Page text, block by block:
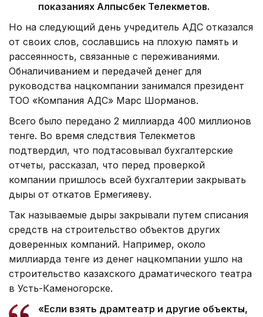
показаниях Алпысбек Телекметов.
Но на следующий день учредитель АДС отказался
от своих слов, сославшись на плохую память и
рассеянность, связанные с переживаниями.
Обналичиванием и передачей денег для
руководства нацкомпании занимался президент
ТОО «Компания АДС» Марс Шорманов.
Всего было передано 2 миллиарда 400 миллионов
тенге. Во время следствия Телекметов
подтвердил, что подтасовывал бухгалтерские
отчеты, рассказал, что перед проверкой
компании пришлось всей бухгалтерии закрывать
дыры от откатов Ермегияеву.
Так называемые дыры закрывали путем списания
средств на строительство объектов других
доверенных компаний. Например, около
миллиарда тенге из денег нацкомпании ушло на
строительство казахского драматического театра
в Усть-Каменогорске.
«Если взять драмтеатр и другие объекты,